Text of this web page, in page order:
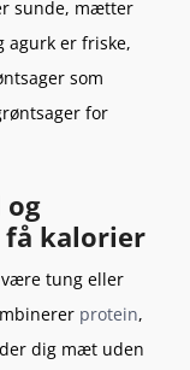
sunde, mætter
agurk er friske,
som
for
og
kalorier
tung eller
protein,
dig mæt uden